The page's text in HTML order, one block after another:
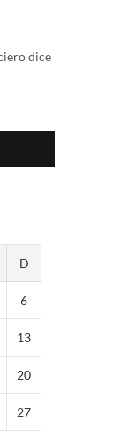
dice
D
6
13
20
27